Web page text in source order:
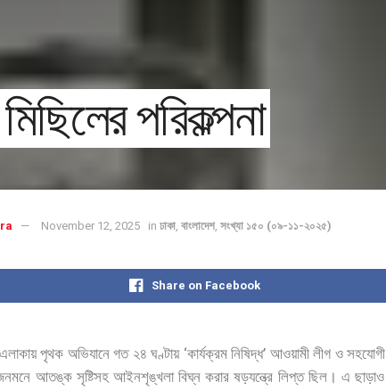
পরিকল্পনা
November 12, 2025 in ঢাকা, বাংলাদেশ, সংখ্যা ১৫০ (০৯-১১-২০২৫)
Share on Facebook
এলাকায় পৃথক অভিযানে গত ২৪ ঘণ্টায় ‘কার্যক্রম নিষিদ্ধ’ আওয়ামী লীগ ও সহযোগী
আতঙ্ক সৃষ্টিসহ আইনশৃঙ্খলা বিঘ্ন করার ষড়যন্ত্রে লিপ্ত ছিল। এ ছাড়াও